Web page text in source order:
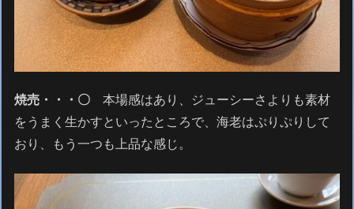
焼売・・・〇 本場感はあり、ジューシーさよりも素材
をうまく生かすといったところで、海老はぷりぷりして
おり、もう一つも上品な感じ。